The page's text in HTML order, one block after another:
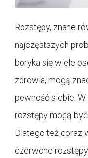
Rozstępy, znane
najczęstszych
boryka się wiele
zdrowia, mogą
pewność siebie.
rozstępy mogą
Dlatego też coraz
czerwone